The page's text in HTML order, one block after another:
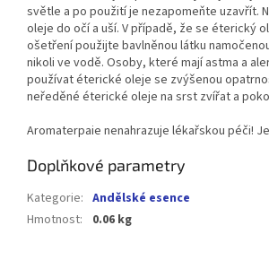
světle a po použití je nezapomeňte uzavřít.
oleje do očí a uší. ​V případě, že se éterický
ošetření použijte bavlněnou látku
nikoli ve vodě. Osoby, které mají astma a
používat éterické oleje se zvýšenou
neředěné éterické oleje na srst zvířat a
Aromaterpaie nenahrazuje lékařskou péči!
Doplňkové parametry
Kategorie: Andělské esence
Hmotnost: 0.06 kg